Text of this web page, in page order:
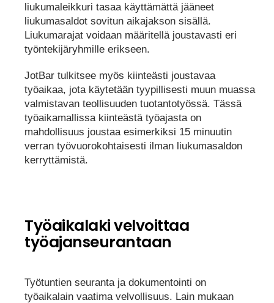
liukumaleikkuri tasaa käyttämättä jääneet
liukumasaldot sovitun aikajakson sisällä.
Liukumarajat voidaan määritellä joustavasti eri
työntekijäryhmille erikseen.
JotBar tulkitsee myös kiinteästi joustavaa
työaikaa, jota käytetään tyypillisesti muun muassa
valmistavan teollisuuden tuotantotyössä. Tässä
työaikamallissa kiinteästä työajasta on
mahdollisuus joustaa esimerkiksi 15 minuutin
verran työvuorokohtaisesti ilman liukumasaldon
kerryttämistä.
Työaikalaki velvoittaa
työajanseurantaan
Työtuntien seuranta ja dokumentointi on
työaikalain vaatima velvollisuus. Lain mukaan